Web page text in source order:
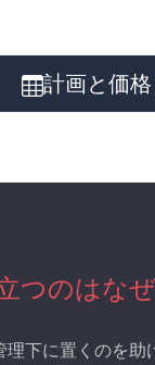
計画と価格
つのはな
下に置くのを助